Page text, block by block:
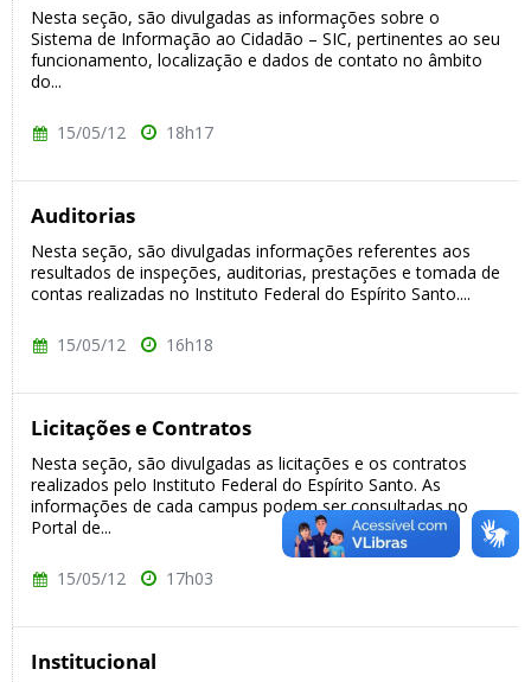
Nesta seção, são divulgadas as informações sobre o
Sistema de Informação ao Cidadão – SIC, pertinentes ao seu
funcionamento, localização e dados de contato no âmbito
do...
15/05/12 18h17
Auditorias
Nesta seção, são divulgadas informações referentes aos
resultados de inspeções, auditorias, prestações e tomada de
contas realizadas no Instituto Federal do Espírito Santo....
15/05/12 16h18
Licitações e Contratos
Nesta seção, são divulgadas as licitações e os contratos
realizados pelo Instituto Federal do Espírito Santo. As
informações de cada campus podem ser consultadas no
Portal de...
15/05/12 17h03
Institucional